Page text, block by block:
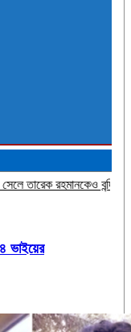
বন্দি রেখে নির্যাতন করা
ভাইয়ের